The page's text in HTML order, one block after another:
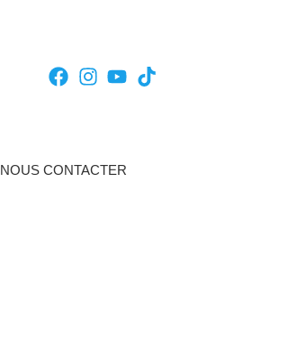
NOUS CONTACTER